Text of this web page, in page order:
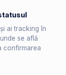
ai tracking în
se află
confirmarea